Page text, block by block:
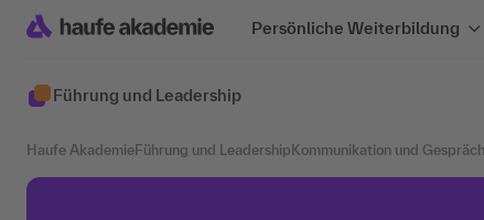
Persönliche Weiterbildung
Führung und Leadership
Haufe Akademie Führung und Leadership Kommunikation und